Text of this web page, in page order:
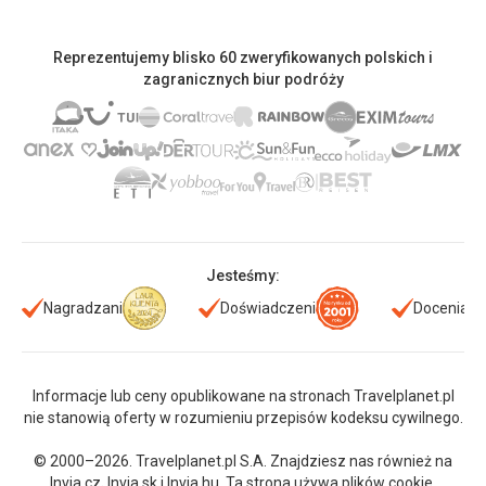
Reprezentujemy blisko 60 zweryfikowanych polskich i
zagranicznych biur podróży
Jesteśmy:
Nagradzani
Doświadczeni Doceniani
Informacje lub ceny opublikowane na stronach Travelplanet.pl
nie stanowią oferty w rozumieniu przepisów kodeksu cywilnego.
© 2000–2026. Travelplanet.pl S.A. Znajdziesz nas również na